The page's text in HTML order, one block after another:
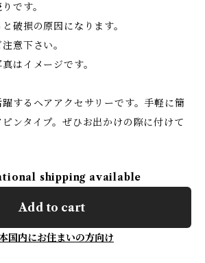
です。
破損の原因になります。
意下さい。
はイメージです。
するヘアアクセサリーです。手軽に簡
ンタイプ。ぜひお出かけの際に付けて
shipping available
Add to cart
国内にお住まいの方向け